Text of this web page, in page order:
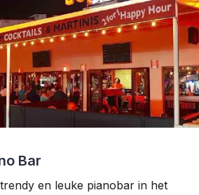
Bar
en leuke pianobar in het